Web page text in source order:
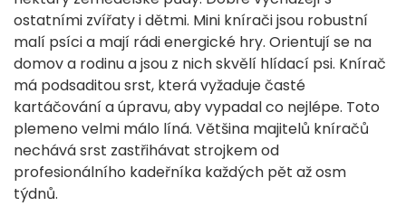
ostatními zvířaty i dětmi. Mini knírači jsou robustní
malí psíci a mají rádi energické hry. Orientují se na
domov a rodinu a jsou z nich skvělí hlídací psi. Knírač
má podsaditou srst, která vyžaduje časté
kartáčování a úpravu, aby vypadal co nejlépe. Toto
plemeno velmi málo líná. Většina majitelů kníračů
nechává srst zastřihávat strojkem od
profesionálního kadeřníka každých pět až osm
týdnů.